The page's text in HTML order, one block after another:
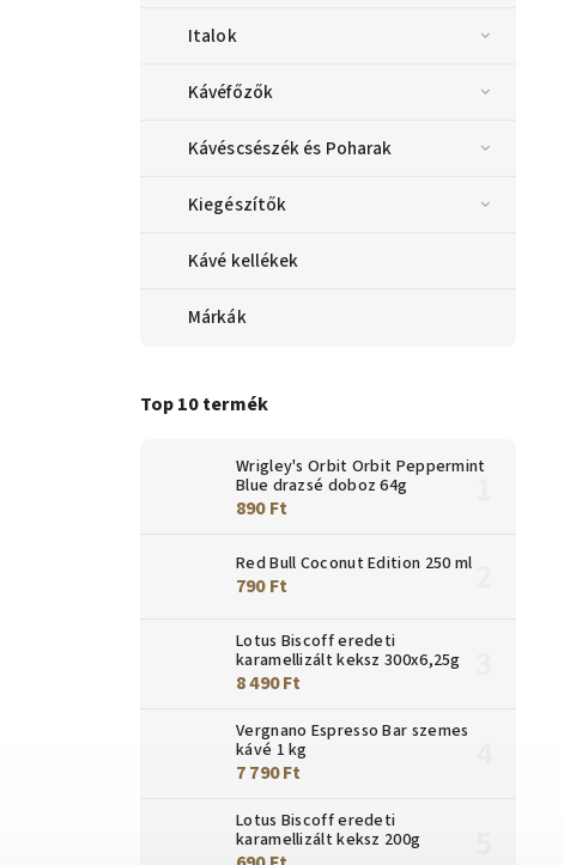
Italok
Kávéfőzők
Kávéscsészék és Poharak
Kiegészítők
Kávé kellékek
Márkák
Top 10 termék
Wrigley's Orbit Orbit Peppermint
Blue drazsé doboz 64g
890 Ft
Red Bull Coconut Edition 250 ml
790 Ft
Lotus Biscoff eredeti
karamellizált keksz 300x6,25g
8 490 Ft
Vergnano Espresso Bar szemes
kávé 1 kg
7 790 Ft
Lotus Biscoff eredeti
karamellizált keksz 200g